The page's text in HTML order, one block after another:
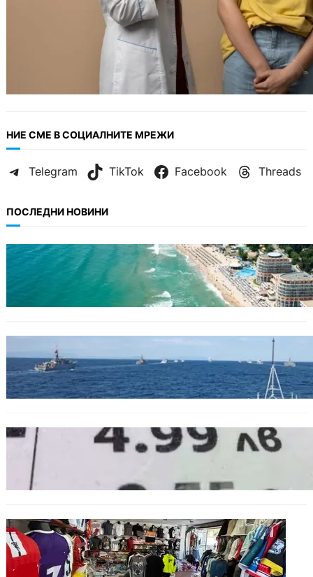
НИЕ СМЕ В СОЦИАЛНИТЕ МРЕЖИ
Telegram TikTok Facebook Threads
ПОСЛЕДНИ НОВИНИ
ИКОНОМИКА
Интерактивна карта показва всички водни
бази по Черноморието
Нов минен ловец за българския флот
пристига до края на годината
БЪЛГАРИЯ
Левът изчезва от етикетите: Търговците
БЪЛГАРИЯ
Иззеха фалшиви стоки за близо 650 000
евро при акция във Варна и „Златни
пясъци“